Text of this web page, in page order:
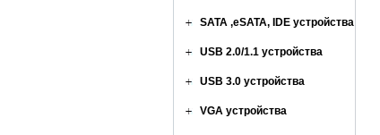
SATA ,eSATA, IDE устройства
USB 2.0/1.1 устройства
USB 3.0 устройства
VGA устройства